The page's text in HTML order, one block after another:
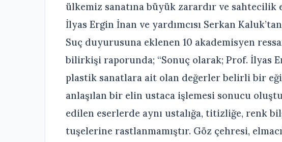
ülkemiz sanatına büyük zarardır ve sahtecilik
İlyas Ergin İnan ve yardımcısı Serkan
Suç duyurusuna eklenen 10 akademisyen
bilirkişi raporunda; “Sonuç olarak; Prof. İlyas
plastik sanatlara ait olan değerler belirli bir
anlaşılan bir elin ustaca işlemesi sonucu
edilen eserlerde aynı ustalığa, titizliğe, renk
tuşelerine rastlanmamıştır. Göz çehresi,